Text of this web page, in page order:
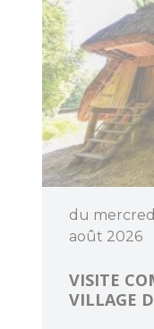
du
août 2026
VISITE
VILLAGE